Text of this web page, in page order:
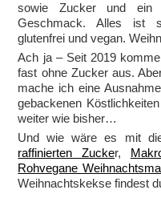
sowie Zucker und ein
Geschmack. Alles ist
glutenfrei und vegan.
Ach ja – Seit 2019
fast ohne Zucker aus.
mache ich eine
gebackenen
weiter wie bisher…
Und wie wäre es mit
raffinierten Zucker,
Rohvegane
Weihnachtskekse findest